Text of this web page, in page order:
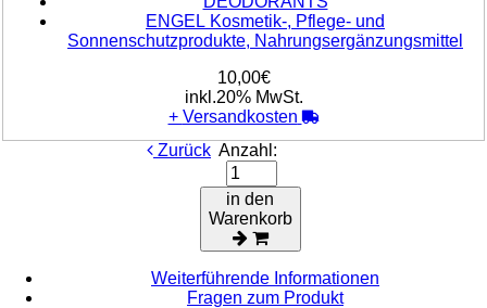
ENGEL Kosmetik-, Pflege- und
Sonnenschutzprodukte, Nahrungsergänzungsmittel
10,00€
inkl.20% MwSt.
+ Versandkosten
Zurück Anzahl:
in den
Warenkorb
Weiterführende Informationen
Fragen zum Produkt